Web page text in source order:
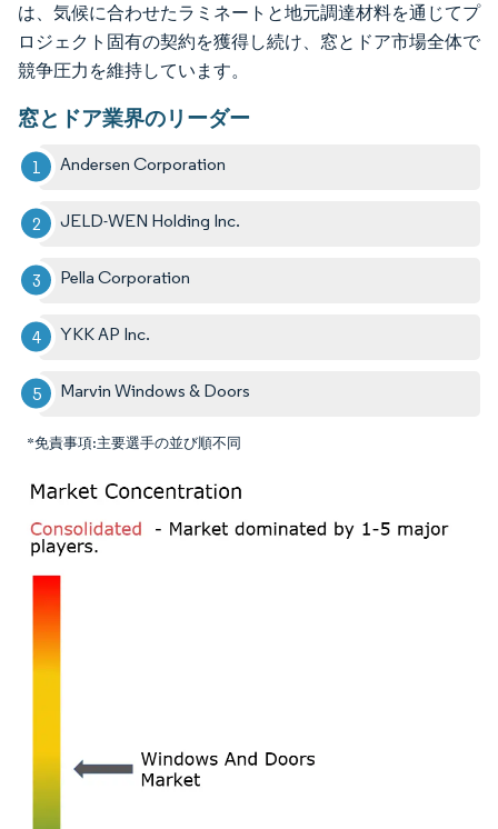
は、気候に合わせたラミネートと地元調達材料を通じてプ
ロジェクト固有の契約を獲得し続け、窓とドア市場全体で
競争圧力を維持しています。
窓とドア業界のリーダー
Andersen Corporation
JELD-WEN Holding Inc.
Pella Corporation
YKK AP Inc.
Marvin Windows & Doors
*免責事項:主要選手の並び順不同